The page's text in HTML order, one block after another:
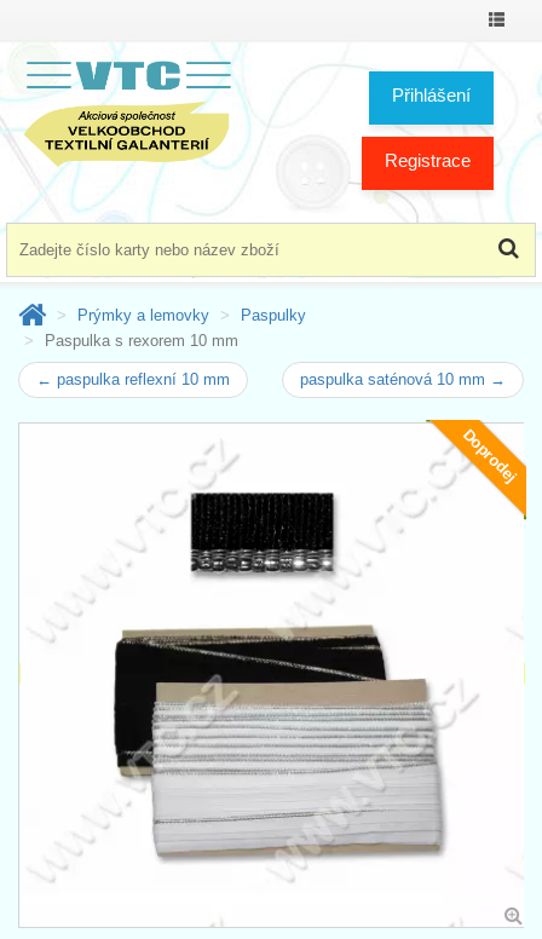
Přihlášení
Registrace
Prýmky a lemovky
Paspulky
Paspulka s rexorem 10 mm
← paspulka reflexní 10 mm paspulka saténová 10 mm →
Doprodej